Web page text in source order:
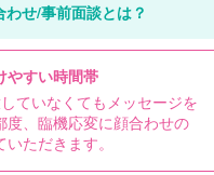
わせ/事前面談とは？
やすい時間帯
ていなくてもメッセージを
度、臨機応変に顔合わせの
ただきます。